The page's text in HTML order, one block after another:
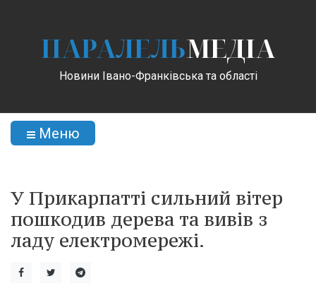
ПАРАЛЕЛЬМЕДІА
Новини Івано-Франківська та області
Меню
У Прикарпатті сильний вітер
пошкодив дерева та вивів з
ладу електромережі.